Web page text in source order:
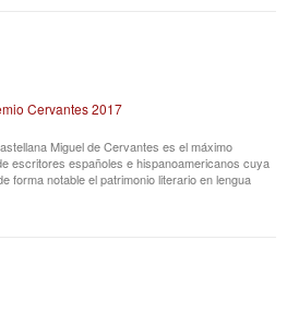
Cervantes 2017
Miguel de Cervantes es el máximo
escritores españoles e hispanoamericanos cuya
forma notable el patrimonio literario en lengua